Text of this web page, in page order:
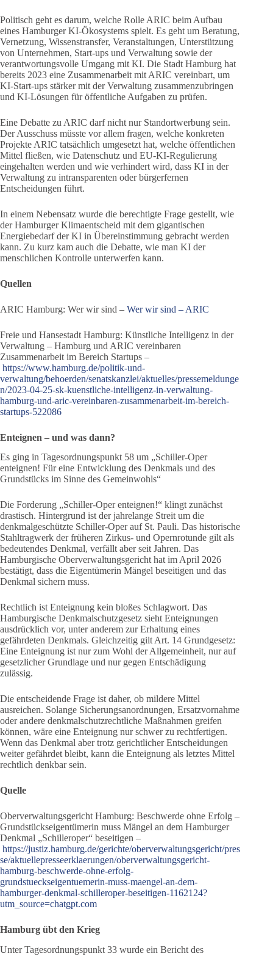
Politisch geht es darum, welche Rolle ARIC beim Aufbau
eines Hamburger KI-Ökosystems spielt. Es geht um Beratung,
Vernetzung, Wissenstransfer, Veranstaltungen, Unterstützung
von Unternehmen, Start-ups und Verwaltung sowie der
verantwortungsvolle Umgang mit KI. Die Stadt Hamburg hat
bereits 2023 eine Zusammenarbeit mit ARIC vereinbart, um
KI-Start-ups stärker mit der Verwaltung zusammenzubringen
und KI-Lösungen für öffentliche Aufgaben zu prüfen.
Eine Debatte zu ARIC darf nicht nur Standortwerbung sein.
Der Ausschuss müsste vor allem fragen, welche konkreten
Projekte ARIC tatsächlich umgesetzt hat, welche öffentlichen
Mittel fließen, wie Datenschutz und EU-KI-Regulierung
eingehalten werden und wie verhindert wird, dass KI in der
Verwaltung zu intransparenten oder bürgerfernen
Entscheidungen führt.
In einem Nebensatz wurde die berechtigte Frage gestellt, wie
der Hamburger Klimaentscheid mit dem gigantischen
Energiebedarf der KI in Übereinstimmung gebracht werden
kann. Zu kurz kam auch die Debatte, wie man KI der
menschlichen Kontrolle unterwerfen kann.
Quellen
ARIC Hamburg: Wer wir sind – Wer wir sind – ARIC
Freie und Hansestadt Hamburg: Künstliche Intelligenz in der
Verwaltung – Hamburg und ARIC vereinbaren
Zusammenarbeit im Bereich Startups –
https://www.hamburg.de/politik-und-
verwaltung/behoerden/senatskanzlei/aktuelles/pressemeldunge
n/2023-04-25-sk-kuenstliche-intelligenz-in-verwaltung-
hamburg-und-aric-vereinbaren-zusammenarbeit-im-bereich-
startups-522086
Enteignen – und was dann?
Es ging in Tagesordnungspunkt 58 um „Schiller-Oper
enteignen! Für eine Entwicklung des Denkmals und des
Grundstücks im Sinne des Gemeinwohls“
Die Forderung „Schiller-Oper enteignen!“ klingt zunächst
drastisch. Hintergrund ist der jahrelange Streit um die
denkmalgeschützte Schiller-Oper auf St. Pauli. Das historische
Stahltragwerk der früheren Zirkus- und Opernrotunde gilt als
bedeutendes Denkmal, verfällt aber seit Jahren. Das
Hamburgische Oberverwaltungsgericht hat im April 2026
bestätigt, dass die Eigentümerin Mängel beseitigen und das
Denkmal sichern muss.
Rechtlich ist Enteignung kein bloßes Schlagwort. Das
Hamburgische Denkmalschutzgesetz sieht Enteignungen
ausdrücklich vor, unter anderem zur Erhaltung eines
gefährdeten Denkmals. Gleichzeitig gilt Art. 14 Grundgesetz:
Eine Enteignung ist nur zum Wohl der Allgemeinheit, nur auf
gesetzlicher Grundlage und nur gegen Entschädigung
zulässig.
Die entscheidende Frage ist daher, ob mildere Mittel
ausreichen. Solange Sicherungsanordnungen, Ersatzvornahme
oder andere denkmalschutzrechtliche Maßnahmen greifen
können, wäre eine Enteignung nur schwer zu rechtfertigen.
Wenn das Denkmal aber trotz gerichtlicher Entscheidungen
weiter gefährdet bleibt, kann die Enteignung als letztes Mittel
rechtlich denkbar sein.
Quelle
Oberverwaltungsgericht Hamburg: Beschwerde ohne Erfolg –
Grundstückseigentümerin muss Mängel an dem Hamburger
Denkmal „Schilleroper“ beseitigen –
https://justiz.hamburg.de/gerichte/oberverwaltungsgericht/pres
se/aktuellepresseerklaerungen/oberverwaltungsgericht-
hamburg-beschwerde-ohne-erfolg-
grundstueckseigentuemerin-muss-maengel-an-dem-
hamburger-denkmal-schilleroper-beseitigen-1162124?
utm_source=chatgpt.com
Hamburg übt den Krieg
Unter Tagesordnungspunkt 33 wurde ein Bericht des